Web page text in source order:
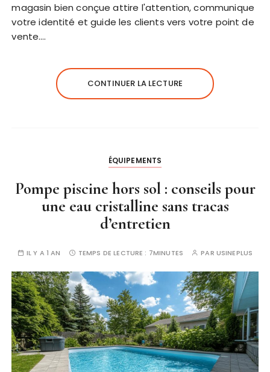
magasin bien conçue attire l'attention, communique
votre identité et guide les clients vers votre point de
vente….
CONTINUER LA LECTURE
ÉQUIPEMENTS
Pompe piscine hors sol : conseils pour
une eau cristalline sans tracas
d’entretien
IL Y A 1 AN TEMPS DE LECTURE : 7MINUTES PAR USINEPLUS